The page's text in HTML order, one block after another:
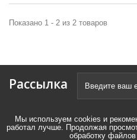
Показано 1 - 2 из 2 товаров
Рассылка
Мы используем cookies и
работал лучше. Продолжая
обработку